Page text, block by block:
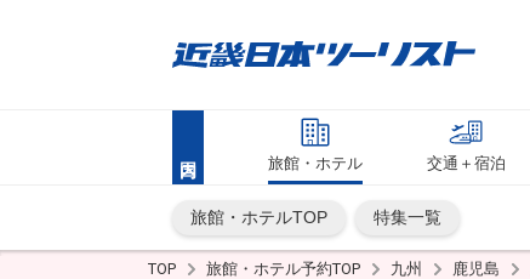
旅館・ホテル 交通＋宿泊
旅館・ホテルTOP 特集一覧
TOP 旅館・ホテル予約TOP 九州 鹿児島